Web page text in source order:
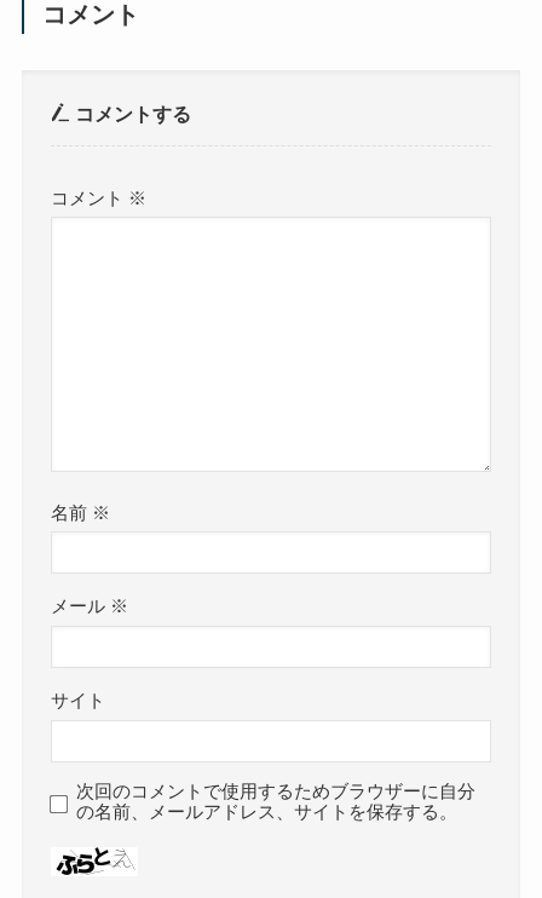
コメント
コメントする
コメント ※
名前 ※
メール ※
サイト
次回のコメントで使用するためブラウザーに自分
の名前、メールアドレス、サイトを保存する。